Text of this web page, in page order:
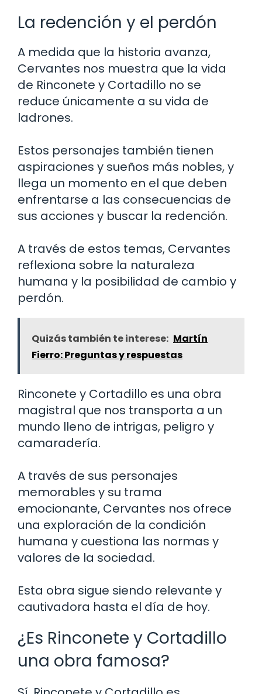
La redención y el perdón
A medida que la historia avanza,
Cervantes nos muestra que la vida
de Rinconete y Cortadillo no se
reduce únicamente a su vida de
ladrones.
Estos personajes también tienen
aspiraciones y sueños más nobles, y
llega un momento en el que deben
enfrentarse a las consecuencias de
sus acciones y buscar la redención.
A través de estos temas, Cervantes
reflexiona sobre la naturaleza
humana y la posibilidad de cambio y
perdón.
Quizás también te interese: Martín
Fierro: Preguntas y respuestas
Rinconete y Cortadillo es una obra
magistral que nos transporta a un
mundo lleno de intrigas, peligro y
camaradería.
A través de sus personajes
memorables y su trama
emocionante, Cervantes nos ofrece
una exploración de la condición
humana y cuestiona las normas y
valores de la sociedad.
Esta obra sigue siendo relevante y
cautivadora hasta el día de hoy.
¿Es Rinconete y Cortadillo
una obra famosa?